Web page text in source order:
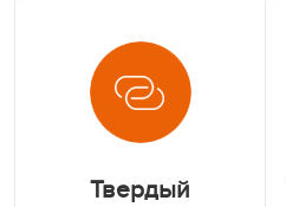
Твердый